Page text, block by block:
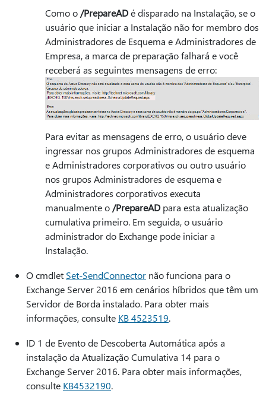
Como o /PrepareADé disparado na Instalação, se o
usuário que iniciar a Instalação não for membro dos
Administradores de Esquema e Administradores de
Empresa, a marca de preparação falhará e você
receberá as seguintes mensagens de erro:
Para evitar as mensagens de erro, o usuário deve
ingressar nos grupos Administradores de esquema
e Administradores corporativos ou outro usuário
nos grupos Administradores de esquema e
Administradores corporativos executa
manualmente o /PrepareAD para esta atualização
cumulativa primeiro. Em seguida, o usuário
administrador do Exchange pode iniciar a
Instalação.
O cmdlet Set-SendConnector não funciona para o
Exchange Server 2016 em cenários híbridos que têm um
Servidor de Borda instalado. Para obter mais
informações, consulte KB 4523519.
ID 1 de Evento de Descoberta Automática após a
instalação da Atualização Cumulativa 14 para o
Exchange Server 2016. Para obter mais informações,
consulte KB4532190.